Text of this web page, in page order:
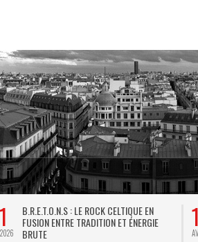
B.R.E.T.O.N.S : LE ROCK CELTIQUE EN
FUSION ENTRE TRADITION ET ÉNERGIE
BRUTE